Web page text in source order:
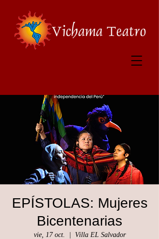
EPÍSTOLAS: Mujeres
Bicentenarias
vie, 17 oct. Villa EL Salvador